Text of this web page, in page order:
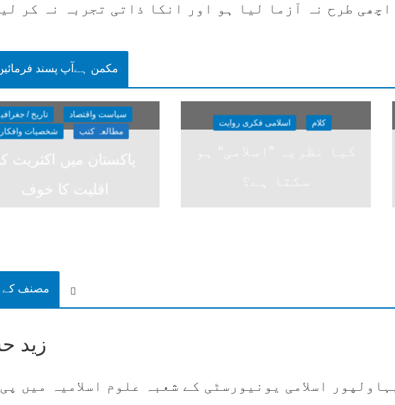
مکمن ہےآپ پسند
تاریخ /
سیاست واقتصاد
شخصیات وافکار
مطالعہ کتب
پاکستان میں اکثریت
اقلیت کا خوف
اسلامی فکری روایت کلام
کیا نظریہ ”اسلامی“ ہو
مصنف کے
زید
اسلامی یونیورسٹی کے شعبہ علوم اسلامیہ میں